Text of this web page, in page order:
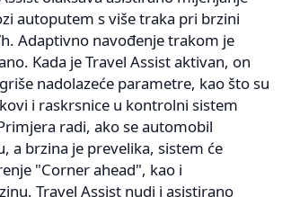
autoputem s više traka pri brzini
Adaptivno navođenje trakom je
Kada je Travel Assist aktivan, on
nadolazeće parametre, kao što su
i raskrsnice u kontrolni sistem
radi, ako se automobil
a brzina je prevelika, sistem će
"Corner ahead", kao i
Travel Assist nudi i asistirano